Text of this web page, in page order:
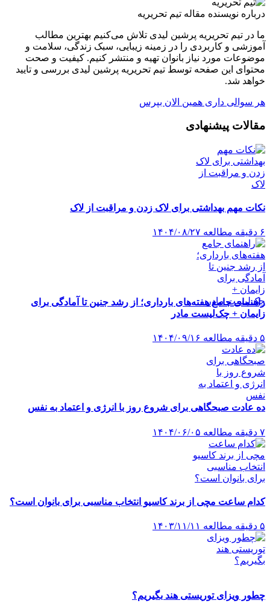
درباره نویسنده مقاله تیم تحریریه
ما در تیم تحریریه پرشین لیدی تلاش می‌کنیم بهترین مطالب
آموزشی و کاربردی را در زمینه زیبایی، سبک زندگی، سلامت و
موضوعات مورد نیاز بانوان تهیه و منتشر کنیم. کیفیت و صحت
محتوای این صفحه توسط تیم تحریریه پرشین لیدی بررسی و تایید
خواهد شد.
هر سوالی داری همین الان بپرس
مقالات پیشنهادی
نکات مهم بهداشتی برای لاک زدن و مراقبت از لاک
۶ دقیقه مطالعه ۱۴۰۴/۰۸/۲۷
راهنمای جامع هفته‌های بارداری؛ از رشد جنین تا آمادگی برای
زایمان + چک‌لیست مادر
۵ دقیقه مطالعه ۱۴۰۴/۰۹/۱۶
ده عادت صبحگاهی برای شروع روز با انرژی و اعتماد به نفس
۷ دقیقه مطالعه ۱۴۰۴/۰۶/۰۵
کدام ساعت مچی از برند کاسیو انتخاب مناسبی برای بانوان است؟
۵ دقیقه مطالعه ۱۴۰۳/۱۱/۱۱
چطور ویزای توریستی هند بگیریم؟